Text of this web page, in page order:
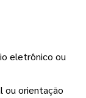
eletrônico ou
ou orientação